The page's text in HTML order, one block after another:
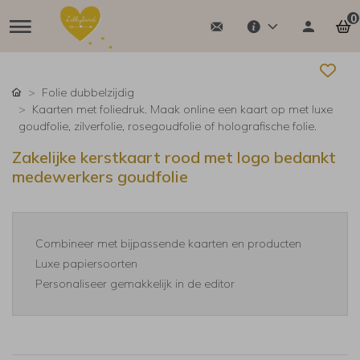
0
Folie dubbelzijdig
Kaarten met foliedruk. Maak online een kaart op met luxe
goudfolie, zilverfolie, rosegoudfolie of holografische folie.
Zakelijke kerstkaart rood met logo bedankt
medewerkers goudfolie
Combineer met bijpassende kaarten en producten
Luxe papiersoorten
Personaliseer gemakkelijk in de editor